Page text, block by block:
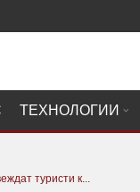
ТЕХНОЛОГИИ
туристи к...